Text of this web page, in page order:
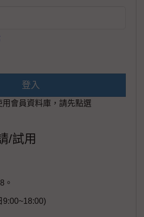
登入
會員資料庫，請先點選
/試用
。
9:00~18:00)